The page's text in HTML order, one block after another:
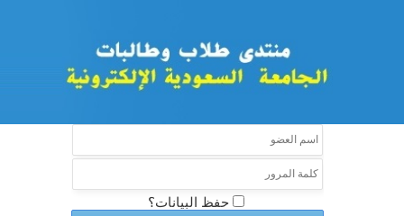
حفظ البيانات؟